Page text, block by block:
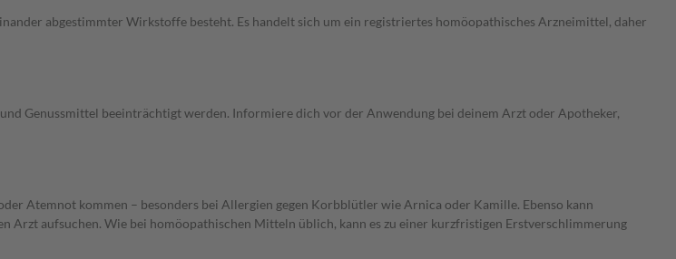
abgestimmter Wirkstoffe besteht. Es handelt sich um ein registriertes homöopathisches Arzneimittel, daher
Genussmittel beeinträchtigt werden. Informiere dich vor der Anwendung bei deinem Arzt oder Apotheker,
Atemnot kommen – besonders bei Allergien gegen Korbblütler wie Arnica oder Kamille. Ebenso kann
Arzt aufsuchen. Wie bei homöopathischen Mitteln üblich, kann es zu einer kurzfristigen Erstverschlimmerung